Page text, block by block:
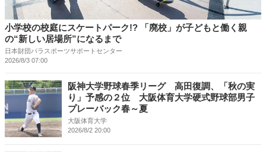
小学校の校庭にスケートパーク!? 「廃校」が子どもと働く親
の“新しい居場所”になるまで
日本財団パラスポーツサポートセンター
2026/8/3 07:00
阪神大学野球春季リーグ 高田復調、「秋の実
り」予感の２位 大阪体育大学硬式野球部男子
プレーバック春～夏
大阪体育大学
2026/8/2 20:00